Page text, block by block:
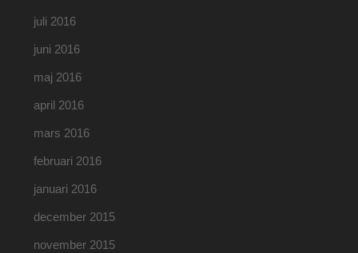
juli 2016
juni 2016
maj 2016
april 2016
mars 2016
februari 2016
januari 2016
december 2015
november 2015